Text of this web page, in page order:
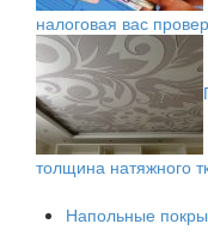
налоговая вас
толщина натяжного
Напольные